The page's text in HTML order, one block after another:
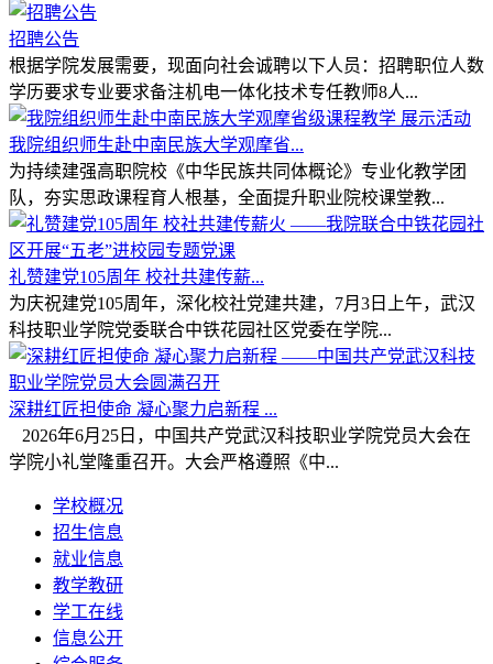
招聘公告
根据学院发展需要，现面向社会诚聘以下人员：招聘职位人数
学历要求专业要求备注机电一体化技术专任教师8人...
我院组织师生赴中南民族大学观摩省...
为持续建强高职院校《中华民族共同体概论》专业化教学团
队，夯实思政课程育人根基，全面提升职业院校课堂教...
礼赞建党105周年 校社共建传薪...
为庆祝建党105周年，深化校社党建共建，7月3日上午，武汉
科技职业学院党委联合中铁花园社区党委在学院...
深耕红匠担使命 凝心聚力启新程 ...
2026年6月25日，中国共产党武汉科技职业学院党员大会在
学院小礼堂隆重召开。大会严格遵照《中...
学校概况
招生信息
就业信息
教学教研
学工在线
信息公开